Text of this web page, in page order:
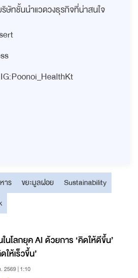
ษัทชั้นนำแวดวงธุรกิจที่น่าสนใจ
, IG:Poonoi_HealthKt
าร ขยะมูลฝอย
Sustainability
ในโลกยุค AI ด้วยการ ‘คิดให้ดีขึ้น’
ให้เร็วขึ้น’
2569 | 1:10